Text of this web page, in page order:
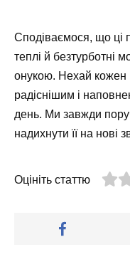
Сподіваємося, що ці
теплі й безтурботні
онукою. Нехай кожен
радіснішим і
день. Ми завжди
надихнути її на нові
Оцініть статтю